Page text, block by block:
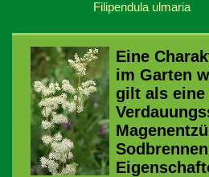
Filipendula ulmaria
Eine
im Garten
gilt als eine